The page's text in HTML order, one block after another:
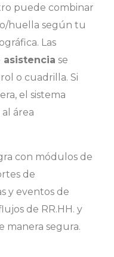
puede combinar
huella según tu
Las
asistencia se
o cuadrilla. Si
el sistema
área
con módulos de
de
y eventos de
de RR.HH. y
manera segura.